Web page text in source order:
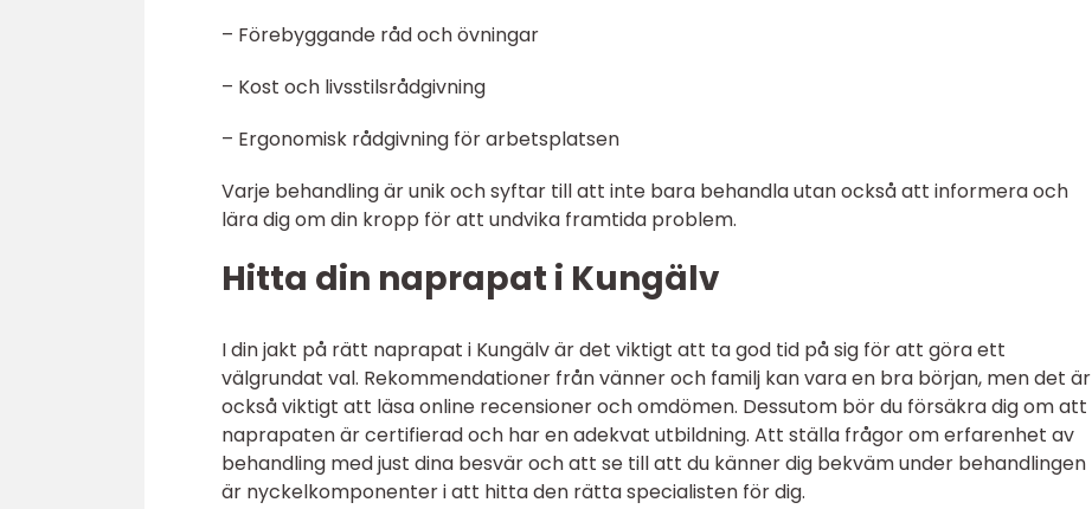
– Förebyggande råd och övningar
– Kost och livsstilsrådgivning
– Ergonomisk rådgivning för arbetsplatsen
Varje behandling är unik och syftar till att inte bara behandla utan också att informera och
lära dig om din kropp för att undvika framtida problem.
Hitta din naprapat i Kungälv
I din jakt på rätt naprapat i Kungälv är det viktigt att ta god tid på sig för att göra ett
välgrundat val. Rekommendationer från vänner och familj kan vara en bra början, men det är
också viktigt att läsa online recensioner och omdömen. Dessutom bör du försäkra dig om att
naprapaten är certifierad och har en adekvat utbildning. Att ställa frågor om erfarenhet av
behandling med just dina besvär och att se till att du känner dig bekväm under behandlingen
är nyckelkomponenter i att hitta den rätta specialisten för dig.